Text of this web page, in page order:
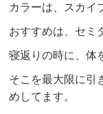
カラーは、スカイ
おすすめは、セミ
寝返りの時に、体
そこを最大限に引
めしてます。